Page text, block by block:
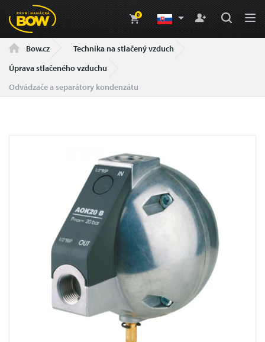
0
Bow.cz
Technika na stlačený vzduch
Úprava stlačeného vzduchu
Odvádzače a separátory kondenzátu